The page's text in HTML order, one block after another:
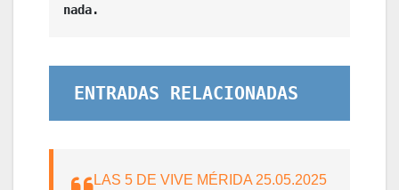
nada.
ENTRADAS RELACIONADAS
LAS 5 DE VIVE MÉRIDA 25.05.2025